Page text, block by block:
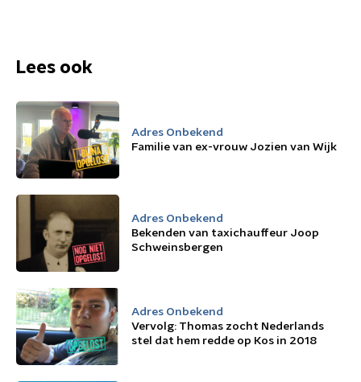
Lees ook
Adres Onbekend
Familie van ex-vrouw Jozien van Wijk
Adres Onbekend
Bekenden van taxichauffeur Joop
Schweinsbergen
Adres Onbekend
Vervolg: Thomas zocht Nederlands
stel dat hem redde op Kos in 2018